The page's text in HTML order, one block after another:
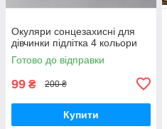
Окуляри сонцезахисні для
дівчинки підлітка 4 кольори
Готово до відправки
99 ₴ 200 ₴
Купити